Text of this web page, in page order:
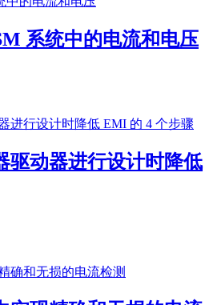
系统中的电流和电压
驱动器进行设计时降低